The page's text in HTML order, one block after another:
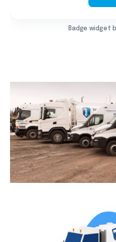
Badge widget